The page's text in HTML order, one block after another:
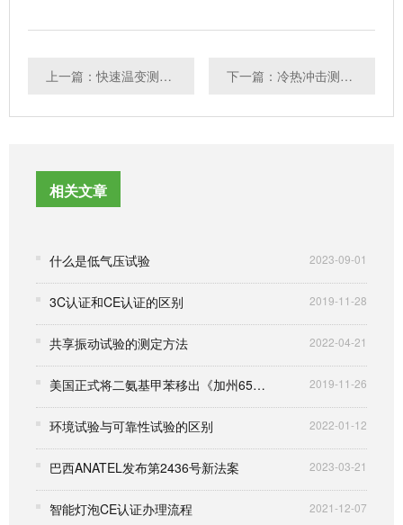
上一篇：快速温变测试是什么 下一篇：冷热冲击测试是什么
相关文章
什么是低气压试验 2023-09-01
3C认证和CE认证的区别 2019-11-28
共享振动试验的测定方法 2022-04-21
美国正式将二氨基甲苯移出《加州65号法案》的“致癌物质清单” 2019-11-26
环境试验与可靠性试验的区别 2022-01-12
巴西ANATEL发布第2436号新法案 2023-03-21
智能灯泡CE认证办理流程 2021-12-07